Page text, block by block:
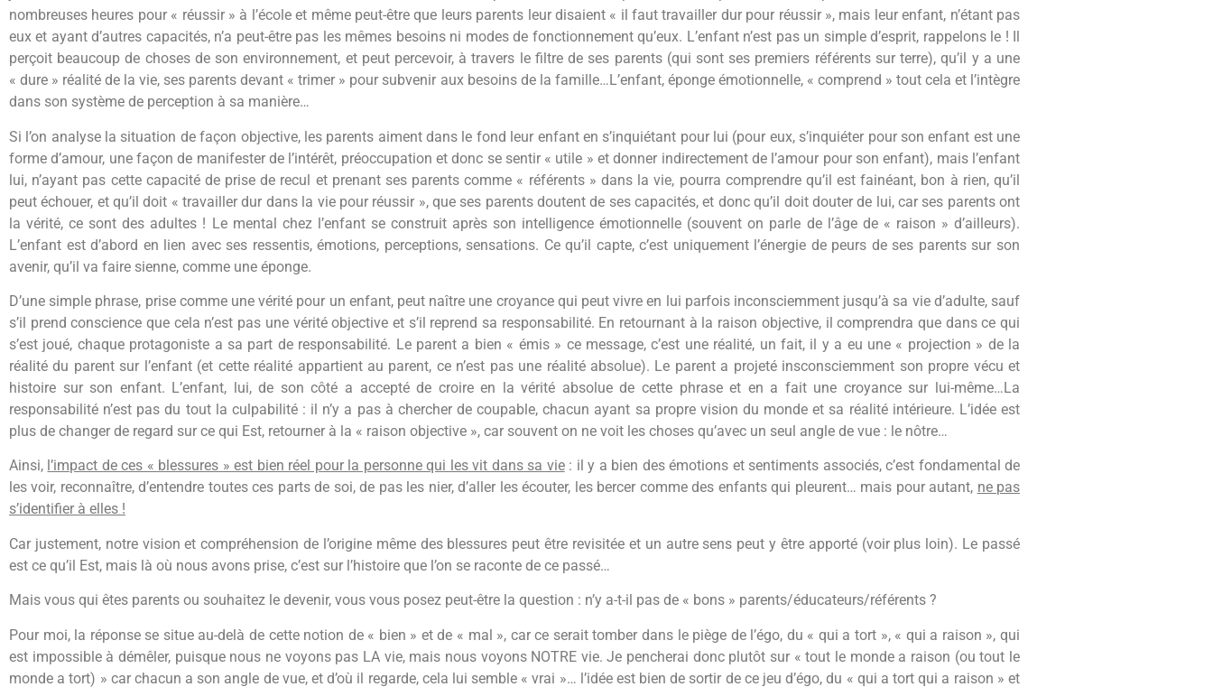
nombreuses heures pour « réussir » à l’école et même peut-être que leurs parents leur disaient « il faut travailler dur pour réussir », mais leur enfant, n’étant pas
eux et ayant d’autres capacités, n’a peut-être pas les mêmes besoins ni modes de fonctionnement qu’eux. L’enfant n’est pas un simple d’esprit, rappelons le ! Il
perçoit beaucoup de choses de son environnement, et peut percevoir, à travers le filtre de ses parents (qui sont ses premiers référents sur terre), qu’il y a une
« dure » réalité de la vie, ses parents devant « trimer » pour subvenir aux besoins de la famille…L’enfant, éponge émotionnelle, « comprend » tout cela et l’intègre
dans son système de perception à sa manière…
Si l’on analyse la situation de façon objective, les parents aiment dans le fond leur enfant en s’inquiétant pour lui (pour eux, s’inquiéter pour son enfant est une
forme d’amour, une façon de manifester de l’intérêt, préoccupation et donc se sentir « utile » et donner indirectement de l’amour pour son enfant), mais l’enfant
lui, n’ayant pas cette capacité de prise de recul et prenant ses parents comme « référents » dans la vie, pourra comprendre qu’il est fainéant, bon à rien, qu’il
peut échouer, et qu’il doit « travailler dur dans la vie pour réussir », que ses parents doutent de ses capacités, et donc qu’il doit douter de lui, car ses parents ont
la vérité, ce sont des adultes ! Le mental chez l’enfant se construit après son intelligence émotionnelle (souvent on parle de l’âge de « raison » d’ailleurs).
L’enfant est d’abord en lien avec ses ressentis, émotions, perceptions, sensations. Ce qu’il capte, c’est uniquement l’énergie de peurs de ses parents sur son
avenir, qu’il va faire sienne, comme une éponge.
D’une simple phrase, prise comme une vérité pour un enfant, peut naître une croyance qui peut vivre en lui parfois inconsciemment jusqu’à sa vie d’adulte, sauf
s’il prend conscience que cela n’est pas une vérité objective et s’il reprend sa responsabilité. En retournant à la raison objective, il comprendra que dans ce qui
s’est joué, chaque protagoniste a sa part de responsabilité. Le parent a bien « émis » ce message, c’est une réalité, un fait, il y a eu une « projection » de la
réalité du parent sur l’enfant (et cette réalité appartient au parent, ce n’est pas une réalité absolue). Le parent a projeté insconsciemment son propre vécu et
histoire sur son enfant. L’enfant, lui, de son côté a accepté de croire en la vérité absolue de cette phrase et en a fait une croyance sur lui-même…La
responsabilité n’est pas du tout la culpabilité : il n’y a pas à chercher de coupable, chacun ayant sa propre vision du monde et sa réalité intérieure. L’idée est
plus de changer de regard sur ce qui Est, retourner à la « raison objective », car souvent on ne voit les choses qu’avec un seul angle de vue : le nôtre…
Ainsi, l’impact de ces « blessures » est bien réel pour la personne qui les vit dans sa vie: il y a bien des émotions et sentiments associés, c’est fondamental de
les voir, reconnaître, d’entendre toutes ces parts de soi, de pas les nier, d’aller les écouter, les bercer comme des enfants qui pleurent… mais pour autant, ne pas
s’identifier à elles !
Car justement, notre vision et compréhension de l’origine même des blessures peut être revisitée et un autre sens peut y être apporté (voir plus loin). Le passé
est ce qu’il Est, mais là où nous avons prise, c’est sur l’histoire que l’on se raconte de ce passé…
Mais vous qui êtes parents ou souhaitez le devenir, vous vous posez peut-être la question : n’y a-t-il pas de « bons » parents/éducateurs/référents ?
Pour moi, la réponse se situe au-delà de cette notion de « bien » et de « mal », car ce serait tomber dans le piège de l’égo, du « qui a tort », « qui a raison », qui
est impossible à démêler, puisque nous ne voyons pas LA vie, mais nous voyons NOTRE vie. Je pencherai donc plutôt sur « tout le monde a raison (ou tout le
monde a tort) » car chacun a son angle de vue, et d’où il regarde, cela lui semble « vrai »… l’idée est bien de sortir de ce jeu d’égo, du « qui a tort qui a raison » et